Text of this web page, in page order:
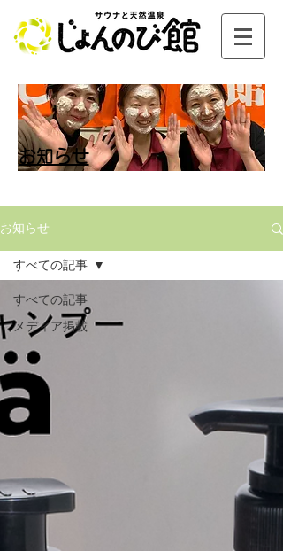
お知らせ
お知らせ
すべての記事
メディア掲載
すべての記事